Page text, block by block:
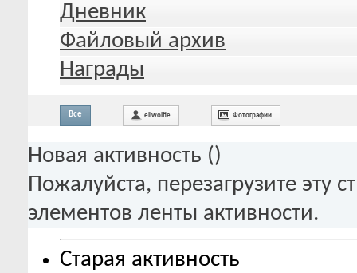
Дневник
Файловый архив
Награды
Все eliwolfie Фотографии
Новая активность ()
Пожалуйста, перезагрузите эту
элементов ленты активности.
Старая активность